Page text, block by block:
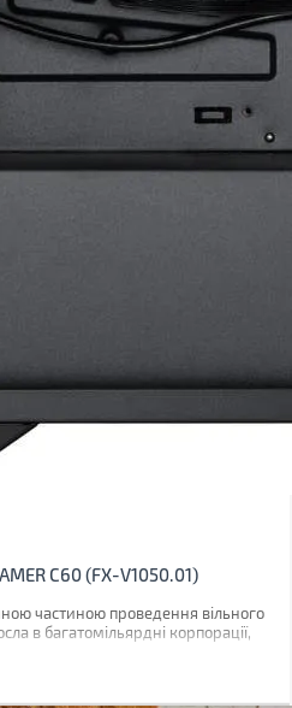
С60 (FX-V1050.01)
частиною проведення вільного
в багатомільярдні корпорації,
на себе образ легендарного